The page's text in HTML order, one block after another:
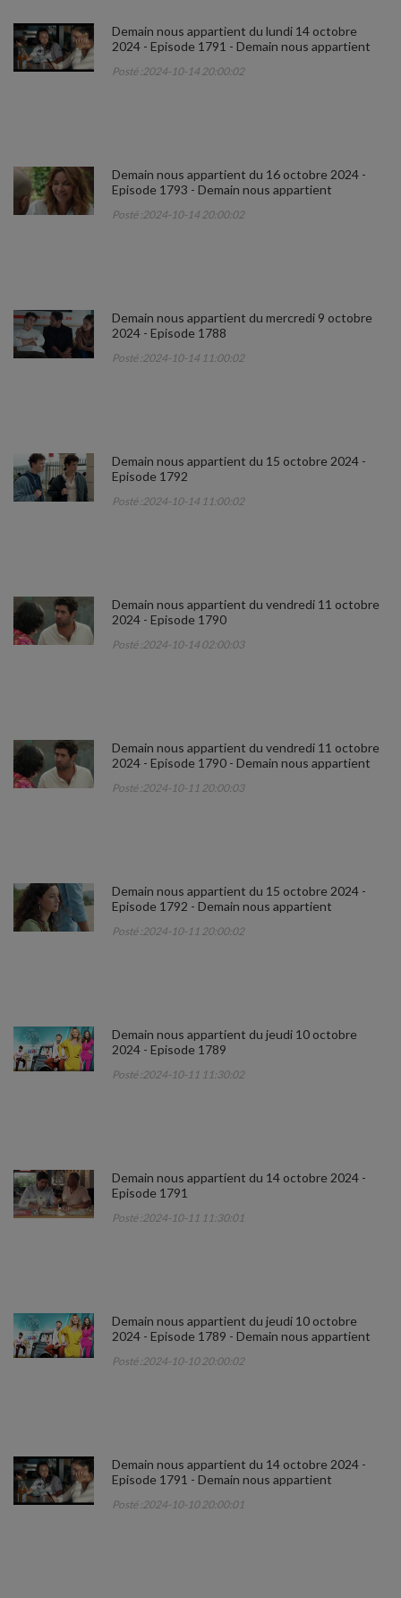
Demain nous appartient du lundi 14 octobre
2024 - Episode 1791 - Demain nous appartient
Posté :2024-10-14 20:00:02
Demain nous appartient du 16 octobre 2024 -
Episode 1793 - Demain nous appartient
Posté :2024-10-14 20:00:02
Demain nous appartient du mercredi 9 octobre
2024 - Episode 1788
Posté :2024-10-14 11:00:02
Demain nous appartient du 15 octobre 2024 -
Episode 1792
Posté :2024-10-14 11:00:02
Demain nous appartient du vendredi 11 octobre
2024 - Episode 1790
Posté :2024-10-14 02:00:03
Demain nous appartient du vendredi 11 octobre
2024 - Episode 1790 - Demain nous appartient
Posté :2024-10-11 20:00:03
Demain nous appartient du 15 octobre 2024 -
Episode 1792 - Demain nous appartient
Posté :2024-10-11 20:00:02
Demain nous appartient du jeudi 10 octobre
2024 - Episode 1789
Posté :2024-10-11 11:30:02
Demain nous appartient du 14 octobre 2024 -
Episode 1791
Posté :2024-10-11 11:30:01
Demain nous appartient du jeudi 10 octobre
2024 - Episode 1789 - Demain nous appartient
Posté :2024-10-10 20:00:02
Demain nous appartient du 14 octobre 2024 -
Episode 1791 - Demain nous appartient
Posté :2024-10-10 20:00:01